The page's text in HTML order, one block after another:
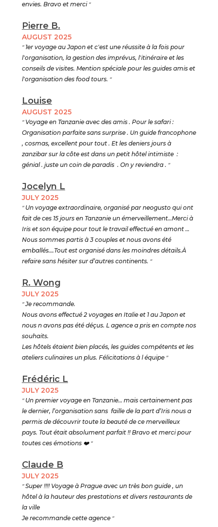
envies. Bravo et merci "
Pierre B.
AUGUST 2025
" 1er voyage au Japon et c'est une réussite à la fois pour
l'organisation, la gestion des imprévus, l'itinéraire et les
conseils de visites. Mention spéciale pour les guides amis et
l'organisation des food tours. "
Louise
AUGUST 2025
" Voyage en Tanzanie avec des amis . Pour le safari :
Organisation parfaite sans surprise . Un guide francophone
, cosmas, excellent pour tout . Et les deniers jours à
zanzibar sur la côte est dans un petit hôtel intimiste :
génial . juste un coin de paradis . On y reviendra . "
Jocelyn L
JULY 2025
" Un voyage extraordinaire, organisé par neogusto qui ont
fait de ces 15 jours en Tanzanie un émerveillement…Merci à
Iris et son équipe pour tout le travail effectué en amont …
Nous sommes partis à 3 couples et nous avons été
emballés….Tout est organisé dans les moindres détails.À
refaire sans hésiter sur d’autres continents. "
R. Wong
JULY 2025
"Je recommande.
Nous avons effectué 2 voyages en Italie et 1 au Japon et
nous n avons pas été déçus. L agence a pris en compte nos
souhaits.
Les hôtels étaient bien placés, les guides compétents et les
ateliers culinaires un plus. Félicitations à l équipe "
Frédéric L
JULY 2025
" Un premier voyage en Tanzanie… mais certainement pas
le dernier, l’organisation sans faille de la part d’Iris nous a
permis de découvrir toute la beauté de ce merveilleux
pays. Tout était absolument parfait !! Bravo et merci pour
toutes ces émotions❤️ "
Claude B
JULY 2025
"Super !!!! Voyage à Prague avec un très bon guide , un
hôtel à la hauteur des prestations et divers restaurants de
la ville
Je recommande cette agence"